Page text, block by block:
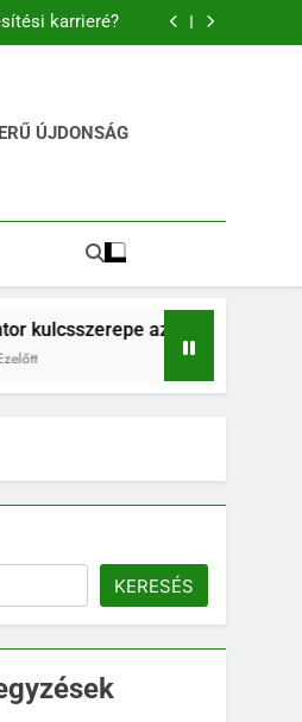
gyakorlatban
karrieré?
karrieré?
ÚJDONSÁG
új munkavállalók sikeres
KERESÉS